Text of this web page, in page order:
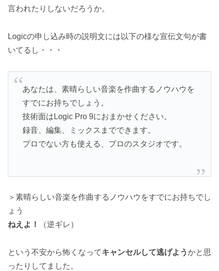
言われたりしないだろうか。
Logicの申し込み時の説明文には以下の様な宣伝文句が書
いてるし・・・
あなたは、素晴らしい音楽を作曲するノウハウを
すでにお持ちでしょう。
技術面はLogic Pro 9におまかせください。
録音、編集、ミックスまでできます。
プロでない方も使える、プロのスタジオです。
＞素晴らしい音楽を作曲するノウハウをすでにお持ちでし
ょう
ねえよ！
（逆ギレ）
という不安から怖くなってキャンセルして逃げようかと思
ったりしてました。